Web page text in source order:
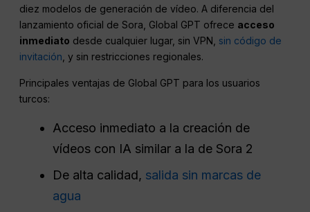
diez modelos de generación de vídeo. A diferencia del
lanzamiento oficial de Sora, Global GPT ofrece acceso
inmediato desde cualquier lugar, sin VPN, sin código de
invitación, y sin restricciones regionales.
Principales ventajas de Global GPT para los usuarios
turcos:
Acceso inmediato a la creación de
vídeos con IA similar a la de Sora 2
De alta calidad, salida sin marcas de
agua